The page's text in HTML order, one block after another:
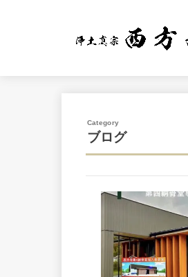
ブログ